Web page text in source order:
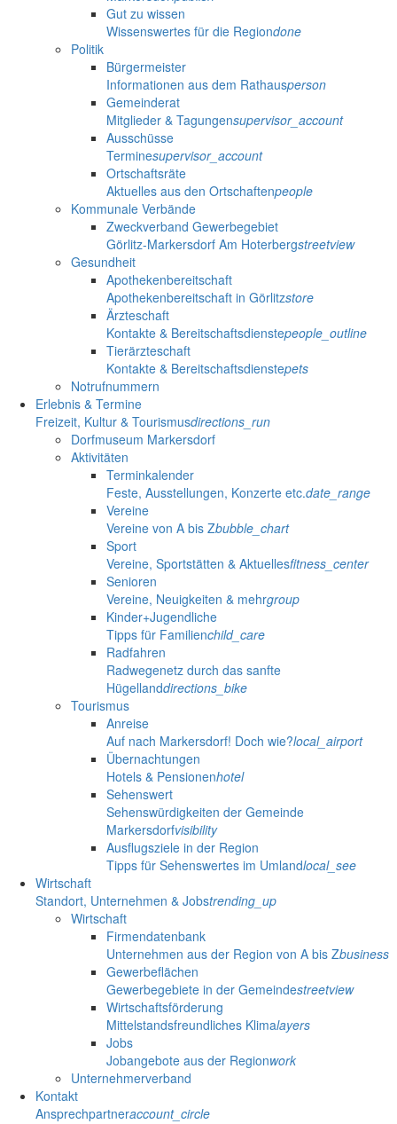
Gut zu wissen
Wissenswertes für die Regiondone
Politik
Bürgermeister
Informationen aus dem Rathausperson
Gemeinderat
Mitglieder & Tagungensupervisor_account
Ausschüsse
Terminesupervisor_account
Ortschaftsräte
Aktuelles aus den Ortschaftenpeople
Kommunale Verbände
Zweckverband Gewerbegebiet
Görlitz-Markersdorf Am Hoterbergstreetview
Gesundheit
Apothekenbereitschaft
Apothekenbereitschaft in Görlitzstore
Ärzteschaft
Kontakte & Bereitschaftsdienstepeople_outline
Tierärzteschaft
Kontakte & Bereitschaftsdienstepets
Notrufnummern
Erlebnis & Termine
Freizeit, Kultur & Tourismusdirections_run
Dorfmuseum Markersdorf
Aktivitäten
Terminkalender
Feste, Ausstellungen, Konzerte etc.date_range
Vereine
Vereine von A bis Zbubble_chart
Sport
Vereine, Sportstätten & Aktuellesfitness_center
Senioren
Vereine, Neuigkeiten & mehrgroup
Kinder+Jugendliche
Tipps für Familienchild_care
Radfahren
Radwegenetz durch das sanfte
Hügellanddirections_bike
Tourismus
Anreise
Auf nach Markersdorf! Doch wie?local_airport
Übernachtungen
Hotels & Pensionenhotel
Sehenswert
Sehenswürdigkeiten der Gemeinde
Markersdorfvisibility
Ausflugsziele in der Region
Tipps für Sehenswertes im Umlandlocal_see
Wirtschaft
Standort, Unternehmen & Jobstrending_up
Wirtschaft
Firmendatenbank
Unternehmen aus der Region von A bis Zbusiness
Gewerbeflächen
Gewerbegebiete in der Gemeindestreetview
Wirtschaftsförderung
Mittelstandsfreundliches Klimalayers
Jobs
Jobangebote aus der Regionwork
Unternehmerverband
Kontakt
Ansprechpartneraccount_circle